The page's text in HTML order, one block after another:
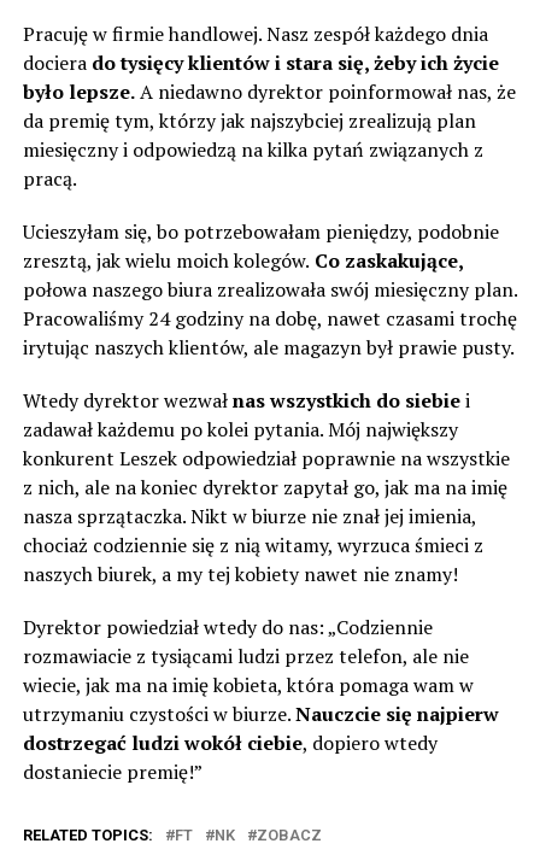
Pracuję w firmie handlowej. Nasz zespół każdego dnia
dociera do tysięcy klientów i stara się, żeby ich życie
było lepsze.A niedawno dyrektor poinformował nas, że
da premię tym, którzy jak najszybciej zrealizują plan
miesięczny i odpowiedzą na kilka pytań związanych z
pracą.
Ucieszyłam się, bo potrzebowałam pieniędzy, podobnie
zresztą, jak wielu moich kolegów. Co zaskakujące,
połowa naszego biura zrealizowała swój miesięczny plan.
Pracowaliśmy 24 godziny na dobę, nawet czasami trochę
irytując naszych klientów, ale magazyn był prawie pusty.
Wtedy dyrektor wezwałnas wszystkich do siebiei
zadawał każdemu po kolei pytania. Mój największy
konkurent Leszek odpowiedział poprawnie na wszystkie
z nich, ale na koniec dyrektor zapytał go, jak ma na imię
nasza sprzątaczka. Nikt w biurze nie znał jej imienia,
chociaż codziennie się z nią witamy, wyrzuca śmieci z
naszych biurek, a my tej kobiety nawet nie znamy!
Dyrektor powiedział wtedy do nas: „Codziennie
rozmawiacie z tysiącami ludzi przez telefon, ale nie
wiecie, jak ma na imię kobieta, która pomaga wam w
utrzymaniu czystości w biurze.Nauczcie się najpierw
dostrzegać ludzi wokół ciebie, dopiero wtedy
dostaniecie premię!”
RELATED TOPICS: FT NK ZOBACZ